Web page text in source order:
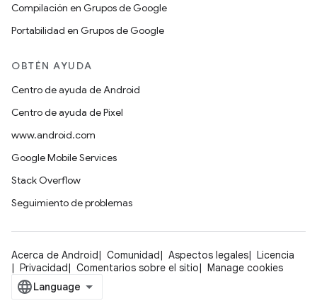
Compilación en Grupos de Google
Portabilidad en Grupos de Google
OBTÉN AYUDA
Centro de ayuda de Android
Centro de ayuda de Pixel
www.android.com
Google Mobile Services
Stack Overflow
Seguimiento de problemas
Acerca de Android Comunidad Aspectos legales
Licencia
Privacidad
Comentarios sobre el sitio Manage cookies